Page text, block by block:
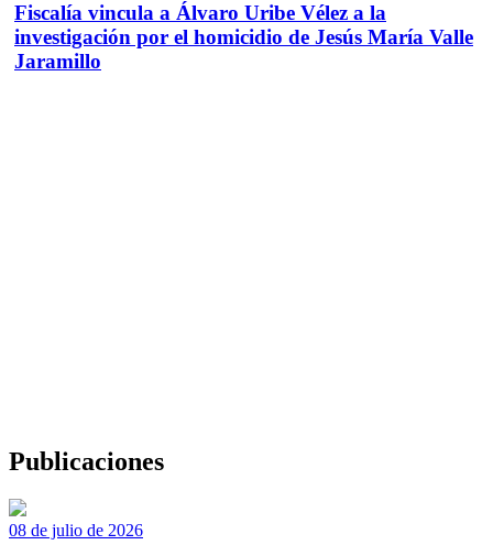
Fiscalía vincula a Álvaro Uribe Vélez a la
investigación por el homicidio de Jesús María Valle
Jaramillo
Publicaciones
08 de julio de 2026